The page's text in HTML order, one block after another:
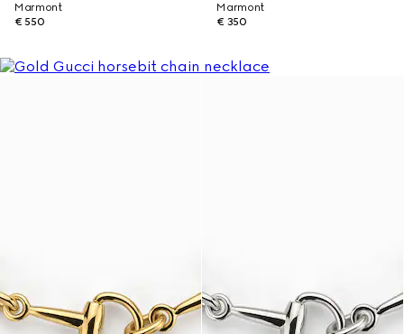
Marmont
€ 550
Marmont
€ 350